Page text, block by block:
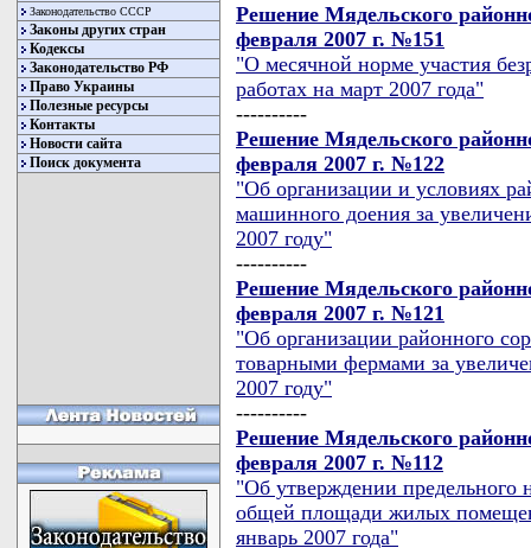
Законодательство СССР
Законы других стран
Кодексы
Законодательство РФ
Право Украины
Полезные ресурсы
Контакты
Новости сайта
Поиск документа
Решение Мядельского
февраля 2007 г. №151
"О месячной норме участия
работах на март 2007 года"
----------
Решение Мядельского
февраля 2007 г. №122
"Об организации и условиях
машинного доения за
2007 году"
----------
Решение Мядельского
февраля 2007 г. №121
"Об организации районного
товарными фермами за
2007 году"
----------
Решение Мядельского
февраля 2007 г. №112
"Об утверждении предельного
общей площади жилых
январь 2007 года"